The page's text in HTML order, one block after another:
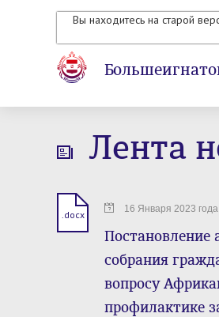
Вы находитесь на старой
Лента
.docx 16 Января 2023
Постановление
собрания
вопросу
профилактике